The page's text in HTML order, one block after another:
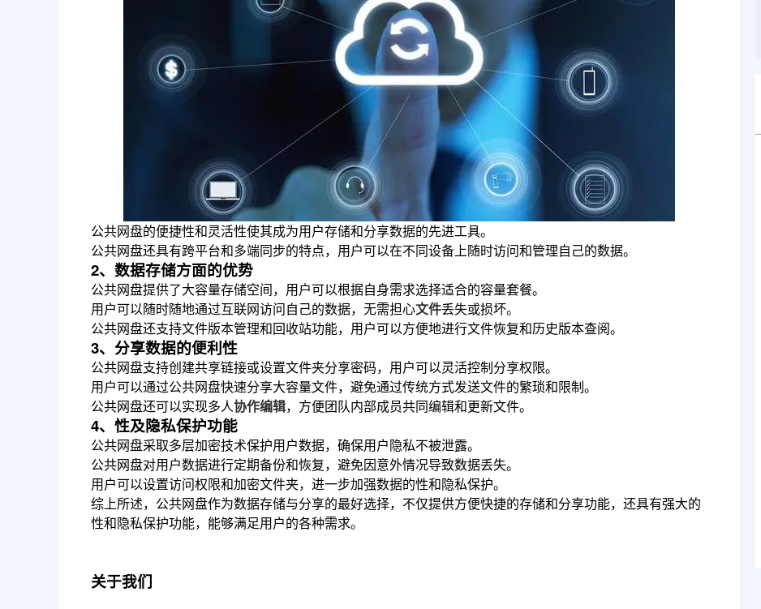
公共网盘的便捷性和灵活性使其成为用户存储和分享数据的先进工具。
公共网盘还具有跨平台和多端同步的特点，用户可以在不同设备上随时访问和管理自己的数据。
2、数据存储方面的优势
公共网盘提供了大容量存储空间，用户可以根据自身需求选择适合的容量套餐。
用户可以随时随地通过互联网访问自己的数据，无需担心文件丢失或损坏。
公共网盘还支持文件版本管理和回收站功能，用户可以方便地进行文件恢复和历史版本查阅。
3、分享数据的便利性
公共网盘支持创建共享链接或设置文件夹分享密码，用户可以灵活控制分享权限。
用户可以通过公共网盘快速分享大容量文件，避免通过传统方式发送文件的繁琐和限制。
公共网盘还可以实现多人协作编辑，方便团队内部成员共同编辑和更新文件。
4、性及隐私保护功能
公共网盘采取多层加密技术保护用户数据，确保用户隐私不被泄露。
公共网盘对用户数据进行定期备份和恢复，避免因意外情况导致数据丢失。
用户可以设置访问权限和加密文件夹，进一步加强数据的性和隐私保护。
综上所述，公共网盘作为数据存储与分享的最好选择，不仅提供方便快捷的存储和分享功能，还具有强大的
性和隐私保护功能，能够满足用户的各种需求。
关于我们